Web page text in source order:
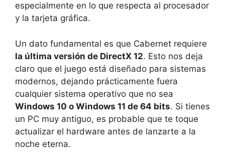
especialmente en lo que respecta al procesador
y la tarjeta gráfica.
Un dato fundamental es que Cabernet requiere
la última versión de DirectX 12. Esto nos deja
claro que el juego está diseñado para sistemas
modernos, dejando prácticamente fuera
cualquier sistema operativo que no sea
Windows 10 o Windows 11 de 64 bits. Si tienes
un PC muy antiguo, es probable que te toque
actualizar el hardware antes de lanzarte a la
noche eterna.